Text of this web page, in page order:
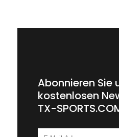
Abonnieren Sie
kostenlosen
TX-